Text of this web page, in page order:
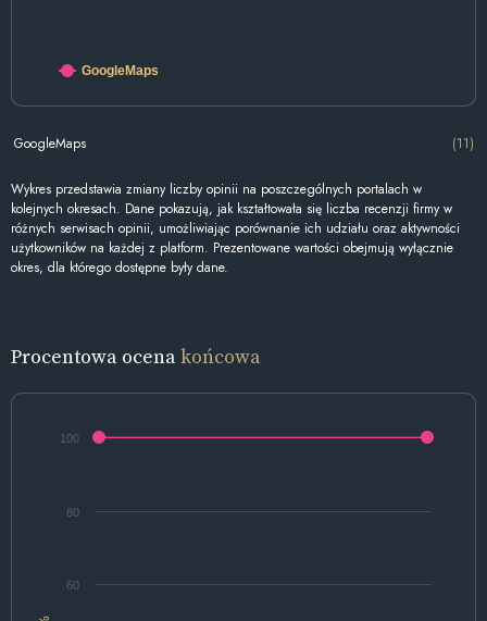
GoogleMaps
GoogleMaps (11)
Wykres przedstawia zmiany liczby opinii na poszczególnych portalach w
kolejnych okresach. Dane pokazują, jak kształtowała się liczba recenzji firmy w
różnych serwisach opinii, umożliwiając porównanie ich udziału oraz aktywności
użytkowników na każdej z platform. Prezentowane wartości obejmują wyłącznie
okres, dla którego dostępne były dane.
Procentowa ocenakońcowa
60
80
100